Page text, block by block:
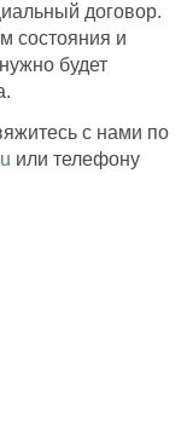
договор.
состояния и
будет
с нами по
или телефону